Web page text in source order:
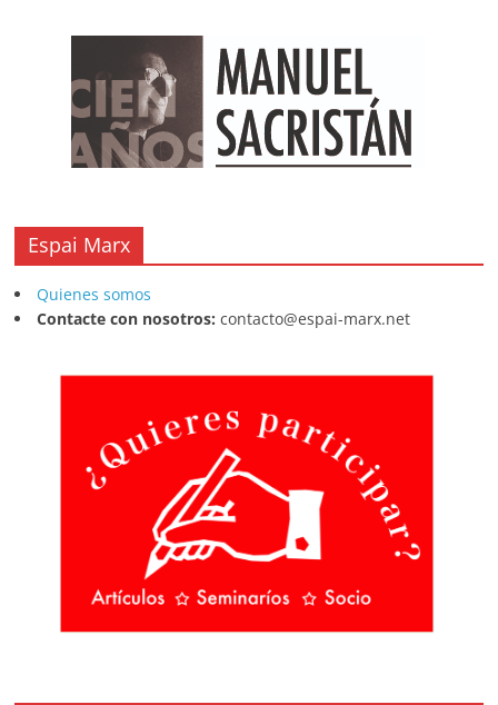
Espai Marx
Quienes somos
Contacte con nosotros: contacto@espai-marx.net